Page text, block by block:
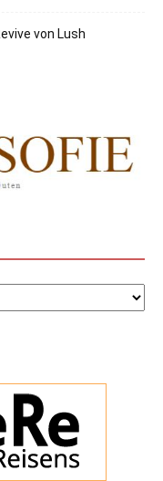
von Lush